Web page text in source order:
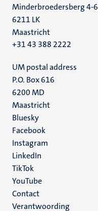
Minderbroedersberg 4-6
6211 LK
Maastricht
+31 43 388 2222
UM postal address
P.O. Box 616
6200 MD
Maastricht
Social
media
Bluesky
Facebook
Instagram
LinkedIn
TikTok
YouTube
Menu
Contact
Verantwoording